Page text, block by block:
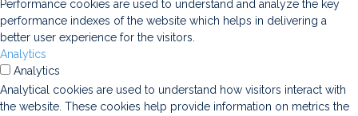
Performance cookies are used to understand and analyze the key
performance indexes of the website which helps in delivering a
better user experience for the visitors.
Analytics
Analytics
Analytical cookies are used to understand how visitors interact with
the website. These cookies help provide information on metrics the